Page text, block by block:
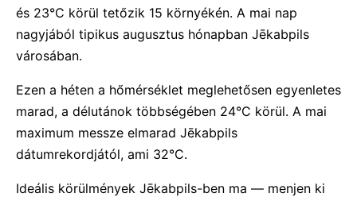
és 23°C körül tetőzik 15 környékén. A mai nap
nagyjából tipikus augusztus hónapban Jēkabpils
városában.
Ezen a héten a hőmérséklet meglehetősen egyenletes
marad, a délutánok többségében 24°C körül. A mai
maximum messze elmarad Jēkabpils
dátumrekordjától, ami 32°C.
Ideális körülmények Jēkabpils-ben ma — menjen ki